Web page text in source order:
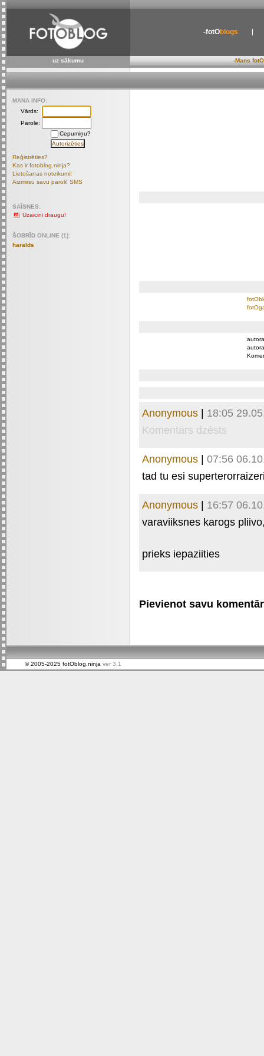
-fotOblogs
uz sākumu -Mans
Anonymous | 18:05
Komentārs dzēsts
Anonymous | 07:56
tad tu esi superterorraizer
Anonymous | 16:57
varaviiksnes karogs
prieks iepaziities
Pievienot savu
MANA INFO:
Vārds:
Parole:
Cepumiņu?
Reģistrēties?
Kas ir fotoblog.ninja?
Lietošanas noteikumi!
Aizmirsu savu paroli! SMS
SAĪSNES:
Uzaicini draugu!
ŠOBRĪD ONLINE (1):
haralds
© 2005-2025 fotOblog.ninja ver 3.1